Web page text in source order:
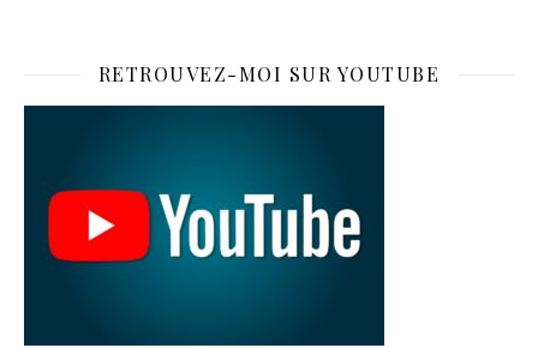
RETROUVEZ-MOI SUR YOUTUBE